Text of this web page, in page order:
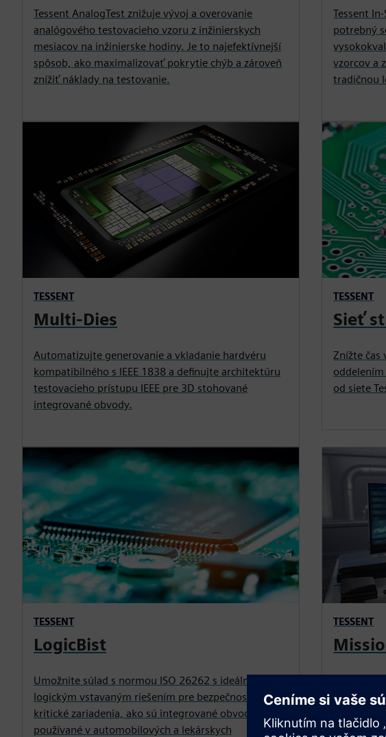
Tessent AnalogTest znižuje vývoj a overovanie
analógového testovacieho vzoru z inžinierskych
mesiacov na inžinierske hodiny. Je to najefektívnejší
spôsob, ako maximalizovať pokrytie chýb a zároveň
znížiť náklady na testovanie.
Tessent
potrebný
vzorcov a
tradičnou
TESSENT
Multi-Dies
Automatizujte generovanie a vkladanie hardvéru
kompatibilného s IEEE 1838 a definujte architektúru
testovacieho prístupu IEEE pre 3D stohované
integrované obvody.
TESSENT
Sieť
Znížte čas
oddelením
od siete
TESSENT
LogicBist
Umožnite súlad s normou ISO 26262 s ideálnym
logickým vstavaným riešením pre bezpečnostné
kritické zariadenia, ako sú integrované obvody
používané v automobilových a lekárskych
TESSENT
testovanie
normy ISO